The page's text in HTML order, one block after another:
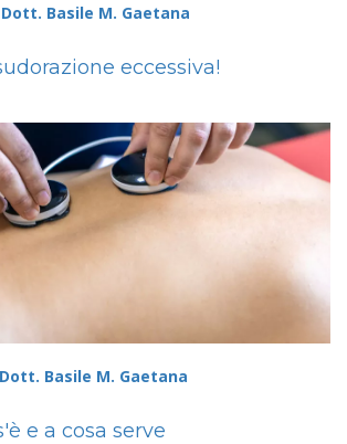
Dott. Basile M. Gaetana
eccessiva!
Dott. Basile M. Gaetana
e a cosa serve